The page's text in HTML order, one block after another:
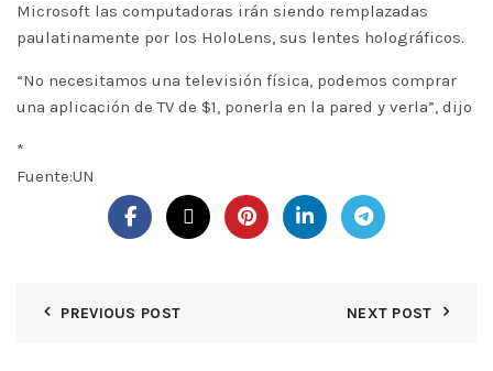
Microsoft las computadoras irán siendo remplazadas
paulatinamente por los HoloLens, sus lentes holográficos.
“No necesitamos una televisión física, podemos comprar
una aplicación de TV de $1, ponerla en la pared y verla”, dijo
*
Fuente:UN
PREVIOUS POST NEXT POST